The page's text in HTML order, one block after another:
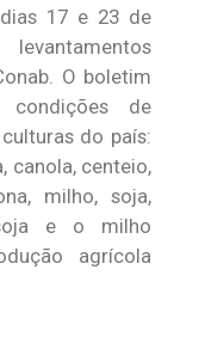
17 e 23 de
O boletim
de
do país:
canola, centeio,
milho, soja,
e o milho
agrícola